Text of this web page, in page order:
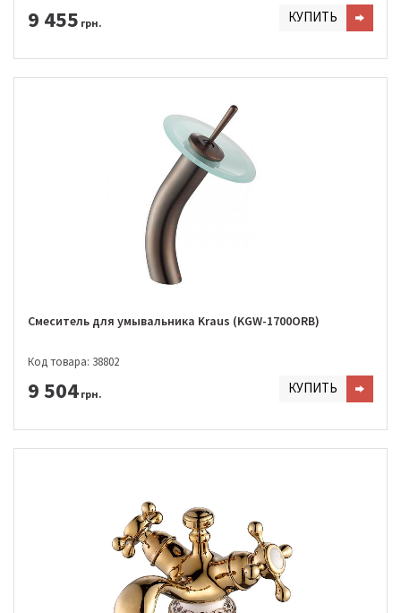
9 455 грн. КУПИТЬ
Смеситель для умывальника Kraus (KGW-1700ORB)
Код товара: 38802
9 504 грн. КУПИТЬ